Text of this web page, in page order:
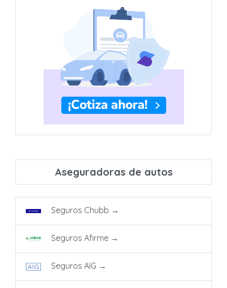
Aseguradoras de autos
Seguros Chubb →
Seguros Afirme →
Seguros AIG →